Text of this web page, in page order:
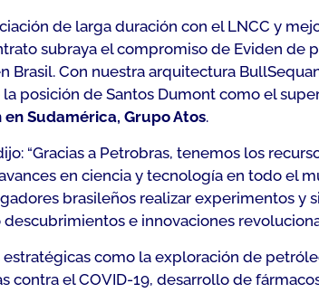
de larga duración con el LNCC y
subraya el compromiso de Eviden de
Brasil. Con nuestra arquitectura
posición de Santos Dumont como el
Sudamérica, Grupo Atos.
“Gracias a Petrobras, tenemos los
en ciencia y tecnología en todo el
brasileños realizar experimentos y
e innovaciones
como la exploración de
el COVID-19, desarrollo de